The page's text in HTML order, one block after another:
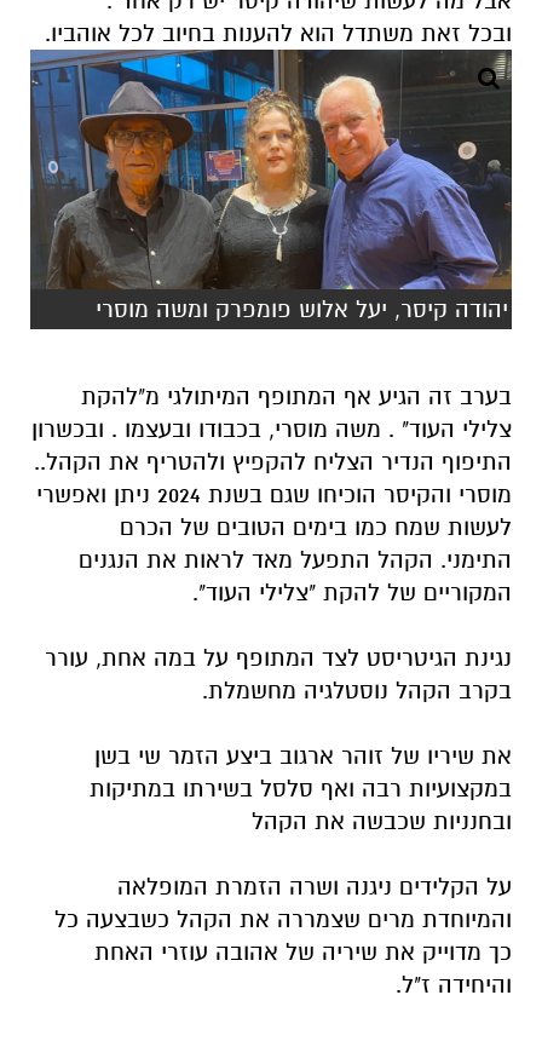
ובכל זאת משתדל הוא להענות בחיוב לכל אוהביו.
יהודה קיסר, יעל אלוש פומפרק ומשה מוסרי
בערב זה הגיע אף המתופף המיתולגי מ"להקת
צלילי העוד" . משה מוסרי, בכבודו ובעצמו . ובכשרון
התיפוף הנדיר הצליח להקפיץ ולהטריף את הקהל..
מוסרי והקיסר הוכיחו שגם בשנת 2024 ניתן ואפשרי
לעשות שמח כמו בימים הטובים של הכרם
התימני. הקהל התפעל מאד לראות את הנגנים
המקוריים של להקת "צלילי העוד".
נגינת הגיטריסט לצד המתופף על במה אחת, עורר
בקרב הקהל נוסטלגיה מחשמלת.
את שיריו של זוהר ארגוב ביצע הזמר שי בשן
במקצועיות רבה ואף סלסל בשירתו במתיקות
ובחנניות שכבשה את הקהל
על הקלידים ניגנה ושרה הזמרת המופלאה
והמיוחדת מרים שצמררה את הקהל כשבצעה כל
כך מדוייק את שיריה של אהובה עוזרי האחת
והיחידה ז"ל.